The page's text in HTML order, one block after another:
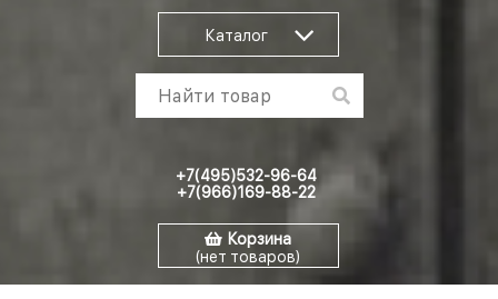
Каталог
+7(495)532-96-64
+7(966)169-88-22
Корзина
(нет товаров)